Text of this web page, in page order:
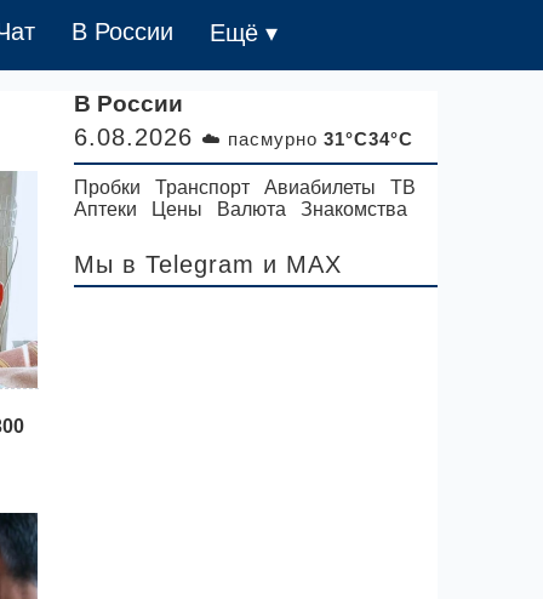
В России Ещё ▾
по
В России
6.08.2026 ☁️ пасмурно 31°C34°C
Пробки Транспорт Авиабилеты
ТВ
Аптеки
Цены Валюта Знакомства
Мы в Telegram и MAX